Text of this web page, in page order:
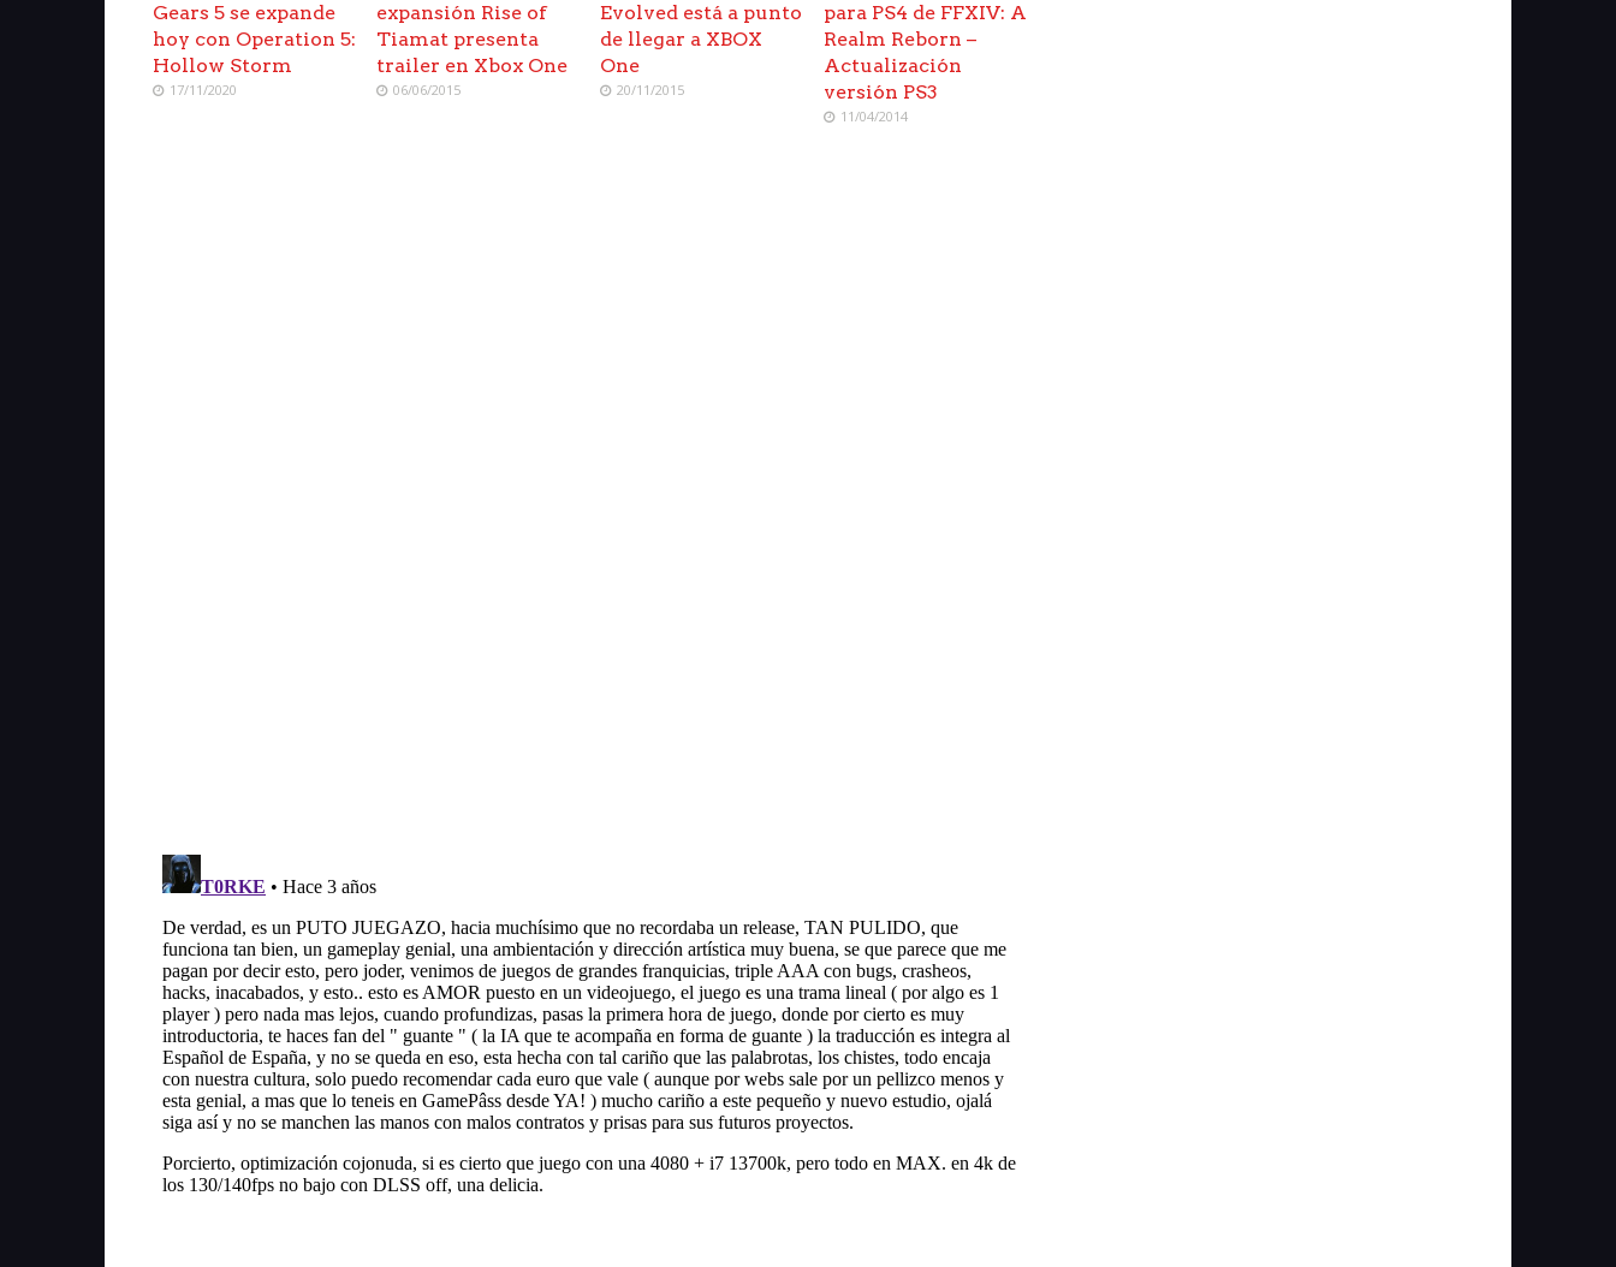
Gears 5 se expande
hoy con Operation 5:
Hollow Storm
17/11/2020
expansión Rise of
Tiamat presenta
trailer en Xbox One
06/06/2015
Evolved está a punto
de llegar a XBOX
One
20/11/2015
para PS4 de FFXIV: A
Realm Reborn –
Actualización
versión PS3
11/04/2014